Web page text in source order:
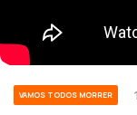
VAMOS TODOS MORRER